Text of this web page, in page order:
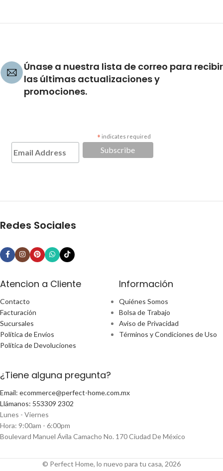
Únase a nuestra lista de correo para recibir
las últimas actualizaciones y
promociones.
* indicates required
Redes Sociales
Atencion a Cliente
Contacto
Facturación
Sucursales
Política de Envíos
Política de Devoluciones
Información
Quiénes Somos
Bolsa de Trabajo
Aviso de Privacidad
Términos y Condiciones de Uso
¿Tiene alguna pregunta?
Email: ecommerce@perfect-home.com.mx
Llámanos: 553309 2302
Lunes - Viernes
Hora: 9:00am - 6:00pm
Boulevard Manuel Ávila Camacho No. 170 Ciudad De México
© Perfect Home, lo nuevo para tu casa, 2026